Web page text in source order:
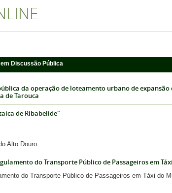
Discussão Pública
da operação de loteamento urbano de expansão
de Tarouca
de Ribabelide"
Alto Douro
do Transporte Público de Passageiros em Táxi
do Transporte Público de Passageiros em Táxi do